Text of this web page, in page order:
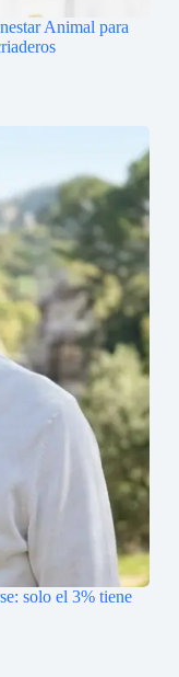
Animal para
solo el 3% tiene